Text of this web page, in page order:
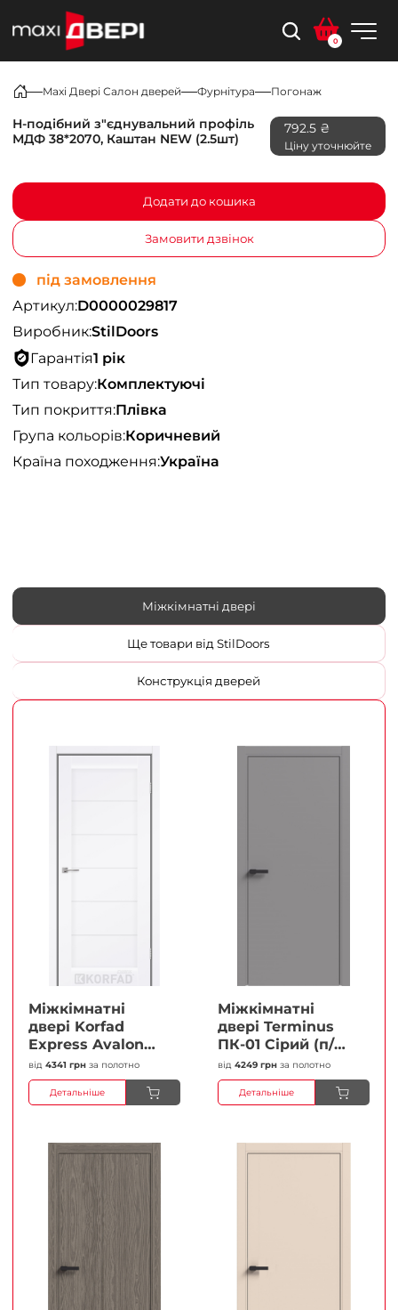
0
Maxi Двері Салон дверей Фурнітура Погонаж
Н-подібний з"єднувальний профіль
МДФ 38*2070, Каштан NEW (2.5шт)
792.5 ₴
Ціну уточнюйте
Додати до кошика
Замовити дзвінок
під замовлення
Артикул:D0000029817
Виробник:StilDoors
Гарантія1 рік
Тип товару:Комплектуючі
Тип покриття:Плівка
Група кольорів:Коричневий
Країна походження:Україна
Міжкімнатні двері
Ще товари від StilDoors
Конструкція дверей
Міжкімнатні
двері Korfad
Express Avalon
Білий мат
Кристал
Антискретч
від 4341 грн за полотно
Детальніше
Міжкімнатні
двері Terminus
ПК-01 Сірий (п/п)
Глухі Плівка
від 4249 грн за полотно
Детальніше